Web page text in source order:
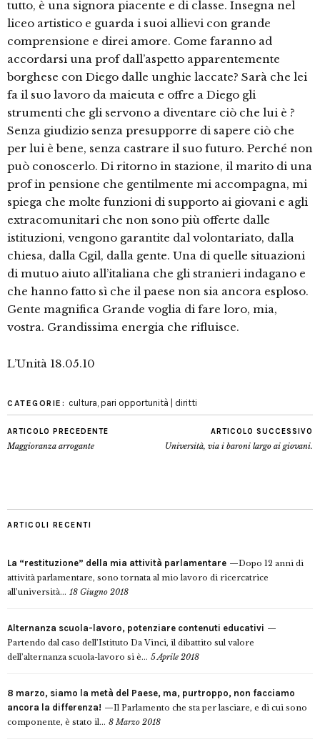
tutto, è una signora piacente e di classe. Insegna nel
liceo artistico e guarda i suoi allievi con grande
comprensione e direi amore. Come faranno ad
accordarsi una prof dall’aspetto apparentemente
borghese con Diego dalle unghie laccate? Sarà che lei
fa il suo lavoro da maieuta e offre a Diego gli
strumenti che gli servono a diventare ciò che lui è ?
Senza giudizio senza presupporre di sapere ciò che
per lui è bene, senza castrare il suo futuro. Perché non
può conoscerlo. Di ritorno in stazione, il marito di una
prof in pensione che gentilmente mi accompagna, mi
spiega che molte funzioni di supporto ai giovani e agli
extracomunitari che non sono più offerte dalle
istituzioni, vengono garantite dal volontariato, dalla
chiesa, dalla Cgil, dalla gente. Una di quelle situazioni
di mutuo aiuto all’italiana che gli stranieri indagano e
che hanno fatto sì che il paese non sia ancora esploso.
Gente magnifica Grande voglia di fare loro, mia,
vostra. Grandissima energia che rifluisce.
L’Unità 18.05.10
CATEGORIE: cultura, pari opportunità | diritti
ARTICOLO PRECEDENTE
Maggioranza arrogante
ARTICOLO SUCCESSIVO
Università, via i baroni largo ai giovani.
ARTICOLI RECENTI
La “restituzione” della mia attività parlamentare
Dopo 12 anni di
attività parlamentare, sono tornata al mio lavoro di ricercatrice
all’università... 18 Giugno 2018
Alternanza scuola-lavoro, potenziare contenuti educativi
Partendo dal caso dell’Istituto Da Vinci, il dibattito sul valore
dell’alternanza scuola-lavoro si è... 5 Aprile 2018
8 marzo, siamo la metà del Paese, ma, purtroppo, non facciamo
ancora la differenza!
Il Parlamento che sta per lasciare, e di cui sono
componente, è stato il... 8 Marzo 2018